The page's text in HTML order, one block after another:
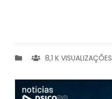
8,1 K VISUALIZAÇÕES